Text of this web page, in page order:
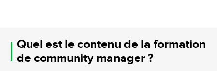
Quel est le contenu de la formation
de community manager ?